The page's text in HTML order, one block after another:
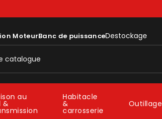
MoteurBanc de puissanceDestockage
au
&
Habitacle
&
carrosserie
Outillage